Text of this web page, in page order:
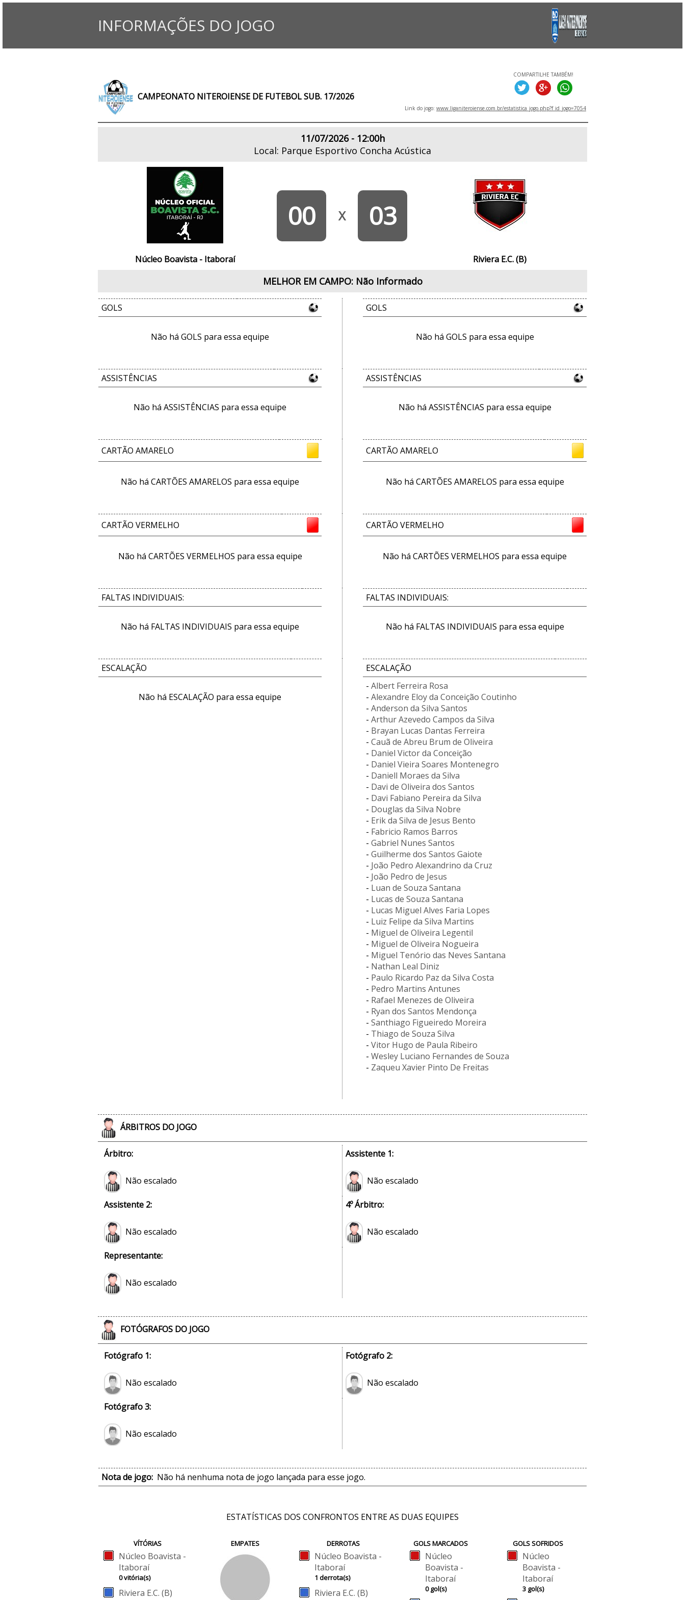
INFORMAÇÕES DO JOGO
CAMPEONATO NITEROIENSE DE FUTEBOL SUB. 17/2026
COMPARTILHE TAMBÉM!
Link do jogo: www.liganiteroiense.com.br/estatistica_jogo.php?f_id_jogo=7054
11/07/2026 - 12:00h
Local: Parque Esportivo Concha Acústica
Núcleo Boavista - Itaboraí
00 X 03
Riviera E.C. (B)
MELHOR EM CAMPO: Não Informado
GOLS
Não há GOLS para essa equipe
GOLS
Não há GOLS para essa equipe
ASSISTÊNCIAS
Não há ASSISTÊNCIAS para essa equipe
ASSISTÊNCIAS
Não há ASSISTÊNCIAS para essa equipe
CARTÃO AMARELO
Não há CARTÕES AMARELOS para essa equipe
CARTÃO AMARELO
Não há CARTÕES AMARELOS para essa equipe
CARTÃO VERMELHO
Não há CARTÕES VERMELHOS para essa equipe
CARTÃO VERMELHO
Não há CARTÕES VERMELHOS para essa equipe
FALTAS INDIVIDUAIS:
Não há FALTAS INDIVIDUAIS para essa equipe
FALTAS INDIVIDUAIS:
Não há FALTAS INDIVIDUAIS para essa equipe
ESCALAÇÃO
Não há ESCALAÇÃO para essa equipe
ESCALAÇÃO
- Albert Ferreira Rosa
- Alexandre Eloy da Conceição Coutinho
- Anderson da Silva Santos
- Arthur Azevedo Campos da Silva
- Brayan Lucas Dantas Ferreira
- Cauã de Abreu Brum de Oliveira
- Daniel Victor da Conceição
- Daniel Vieira Soares Montenegro
- Daniell Moraes da Silva
- Davi de Oliveira dos Santos
- Davi Fabiano Pereira da Silva
- Douglas da Silva Nobre
- Erik da Silva de Jesus Bento
- Fabricio Ramos Barros
- Gabriel Nunes Santos
- Guilherme dos Santos Gaiote
- João Pedro Alexandrino da Cruz
- João Pedro de Jesus
- Luan de Souza Santana
- Lucas de Souza Santana
- Lucas Miguel Alves Faria Lopes
- Luiz Felipe da Silva Martins
- Miguel de Oliveira Legentil
- Miguel de Oliveira Nogueira
- Miguel Tenório das Neves Santana
- Nathan Leal Diniz
- Paulo Ricardo Paz da Silva Costa
- Pedro Martins Antunes
- Rafael Menezes de Oliveira
- Ryan dos Santos Mendonça
- Santhiago Figueiredo Moreira
- Thiago de Souza Silva
- Vitor Hugo de Paula Ribeiro
- Wesley Luciano Fernandes de Souza
- Zaqueu Xavier Pinto De Freitas
ÁRBITROS DO JOGO
Árbitro:
Não escalado
Assistente 1:
Não escalado
Assistente 2:
Não escalado
4º Árbitro:
Não escalado
Representante:
Não escalado
FOTÓGRAFOS DO JOGO
Fotógrafo 1:
Não escalado
Fotógrafo 2:
Não escalado
Fotógrafo 3:
Não escalado
Nota de jogo: Não há nenhuma nota de jogo lançada para esse jogo.
ESTATÍSTICAS DOS CONFRONTOS ENTRE AS DUAS EQUIPES
VÍTÓRIAS
Núcleo Boavista -
Itaboraí
0 vitória(s)
Riviera E.C. (B)
EMPATES DERROTAS
Núcleo Boavista -
Itaboraí
1 derrota(s)
Riviera E.C. (B)
GOLS MARCADOS
Núcleo
Boavista -
Itaboraí
0 gol(s)
GOLS SOFRIDOS
Núcleo
Boavista -
Itaboraí
3 gol(s)